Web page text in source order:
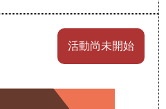
活動尚未開始